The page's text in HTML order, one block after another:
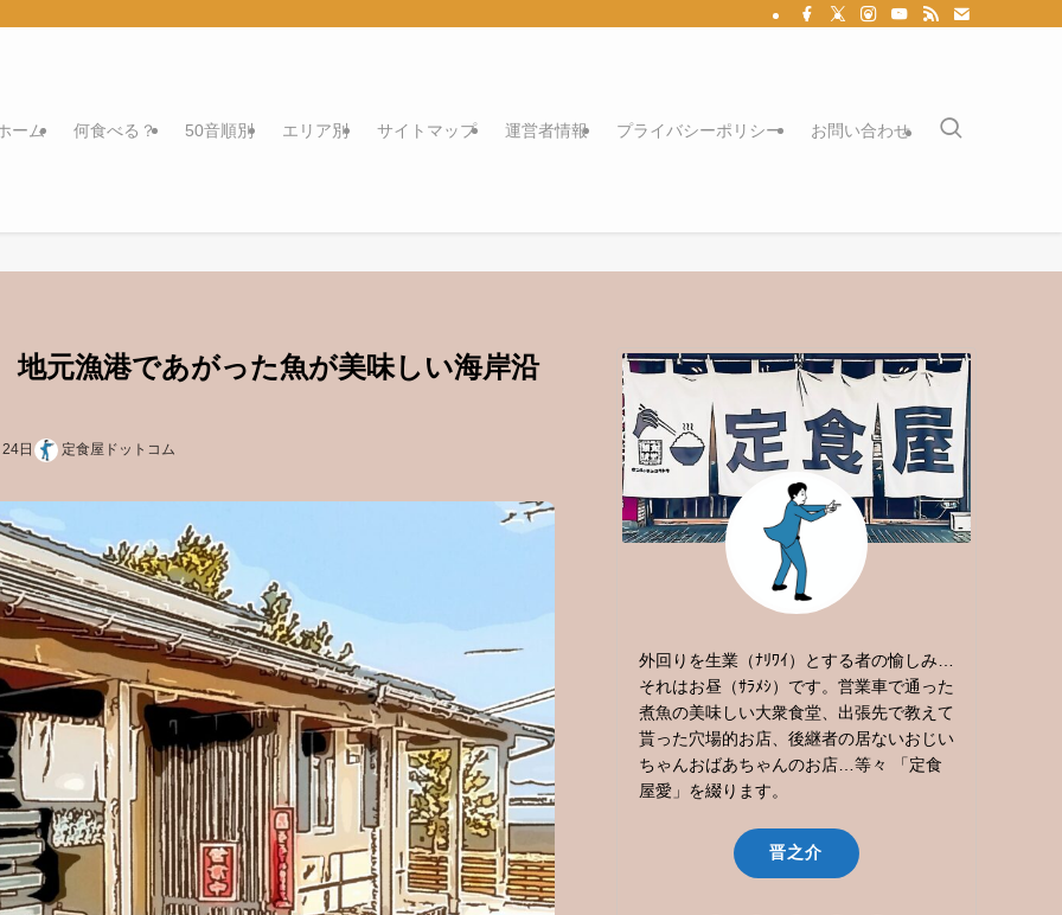
ーム 何食べる？ 50音順別 エリア別 サイトマップ 運営者情報 プライバシーポリシー お問い合わせ
地元漁港であがった魚が美味しい海岸沿
日 定食屋ドットコム
外回りを生業（ﾅﾘﾜｲ）とする者の愉しみ…
それはお昼（ｻﾗﾒｼ）です。営業車で通った
煮魚の美味しい大衆食堂、出張先で教えて
貰った穴場的お店、後継者の居ないおじい
ちゃんおばあちゃんのお店…等々 「定食
屋愛」を綴ります。
晋之介